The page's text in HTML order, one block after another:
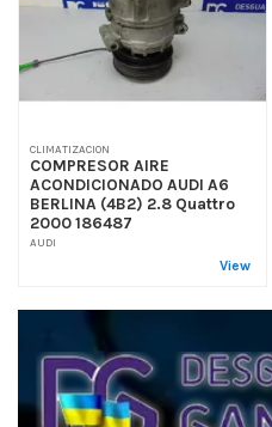
CLIMATIZACION
COMPRESOR AIRE
ACONDICIONADO AUDI A6
BERLINA (4B2) 2.8 Quattro
2000 186487
AUDI
View